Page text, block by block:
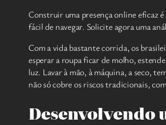
Construir uma presença online eficaz
fácil de navegar. Solicite agora uma
Com a vida bastante corrida, os
esperar a roupa ficar de molho,
luz. Lavar à mão, à máquina, a seco,
não só cobre os riscos tradicionais,
Desenvolvendo